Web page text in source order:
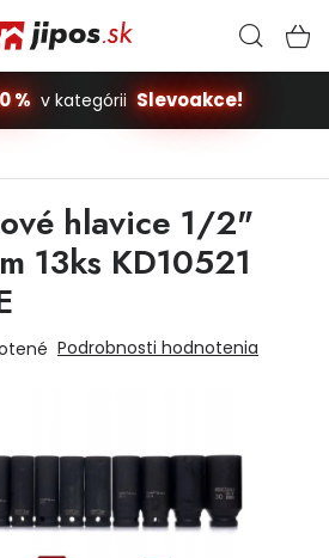
pre deti
% v kategórii Slevoakce!
hlavice 1/2"
13ks KD10521
Podrobnosti hodnotenia